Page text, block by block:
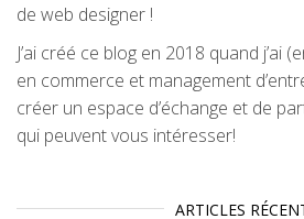
de web designer !
J’ai créé ce blog en 2018 quand j’ai
en commerce et management
créer un espace d’échange et de
qui peuvent vous intéresser!
ARTICLES